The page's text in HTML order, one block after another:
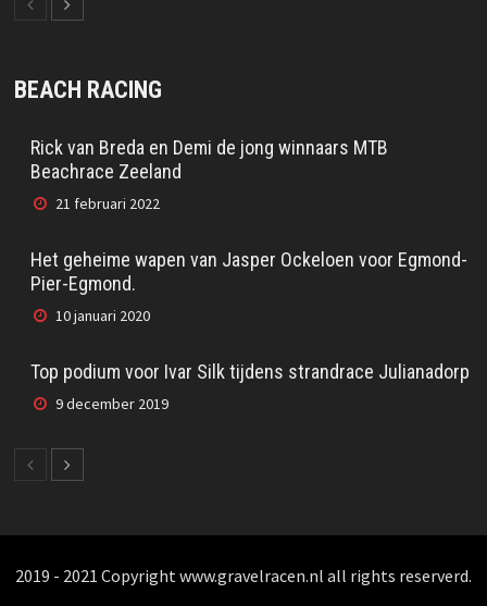
BEACH RACING
Rick van Breda en Demi de jong winnaars MTB
Beachrace Zeeland
21 februari 2022
Het geheime wapen van Jasper Ockeloen voor Egmond-
Pier-Egmond.
10 januari 2020
Top podium voor Ivar Silk tijdens strandrace Julianadorp
9 december 2019
2019 - 2021 Copyright www.gravelracen.nl all rights reserverd.